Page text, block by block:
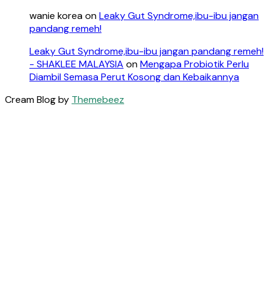
wanie koreaonLeaky Gut Syndrome,ibu-ibu jangan
pandang remeh!
Leaky Gut Syndrome,ibu-ibu jangan pandang remeh!
- SHAKLEE MALAYSIA onMengapa Probiotik Perlu
Diambil Semasa Perut Kosong dan Kebaikannya
Cream Blog by Themebeez